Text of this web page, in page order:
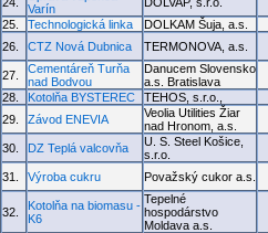
Varín
25.
Technologická linka DOLKAM Šuja, a.s.
26.
CTZ Nová Dubnica TERMONOVA, a.s.
27.
Cementáreň Turňa
nad Bodvou
Danucem Slovensko
a.s. Bratislava
28.
Kotolňa BYSTEREC TEHOS, s.r.o.,
29.
Závod ENEVIA
Veolia Utilities Žiar
nad Hronom, a.s.
30. DZ Teplá valcovňa
U. S. Steel Košice,
s.r.o.
31. Výroba cukru Považský cukor a.s.
32.
Kotolňa na biomasu -
K6
Tepelné
hospodárstvo
Moldava a.s.